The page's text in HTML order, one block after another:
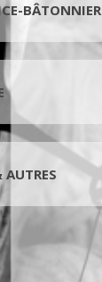
BÂTONNIER